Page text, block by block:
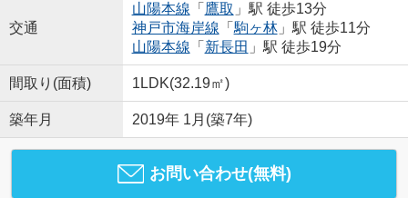
交通
山陽本線 「 鷹取 」駅 徒歩13分
神戸市海岸線 「 駒ヶ林」駅 徒歩11分
山陽本線 「 新長田 」駅 徒歩19分
間取り(面積) 1LDK(32.19㎡)
築年月 2019年 1月(築7年)
お問い合わせ(無料)